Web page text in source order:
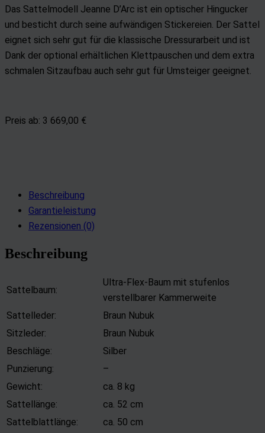
Das Sattelmodell Jeanne D’Arc ist ein optischer Hingucker
und besticht durch seine aufwändigen Stickereien. Der Sattel
eignet sich sehr gut für die klassische Dressurarbeit und ist
Dank der optional erhältlichen Klettpauschen und dem extra
schmalen Sitzaufbau auch sehr gut für Umsteiger geeignet.
Preis ab: 3 669,00 €
Beschreibung
Garantieleistung
Rezensionen (0)
Beschreibung
Sattelbaum:
Ultra-Flex-Baum mit stufenlos
verstellbarer Kammerweite
Sattelleder:
Braun Nubuk
Sitzleder:
Braun Nubuk
Beschläge:
Silber
Punzierung:
–
Gewicht:
ca. 8 kg
Sattellänge:
ca. 52 cm
Sattelblattlänge:
ca. 50 cm